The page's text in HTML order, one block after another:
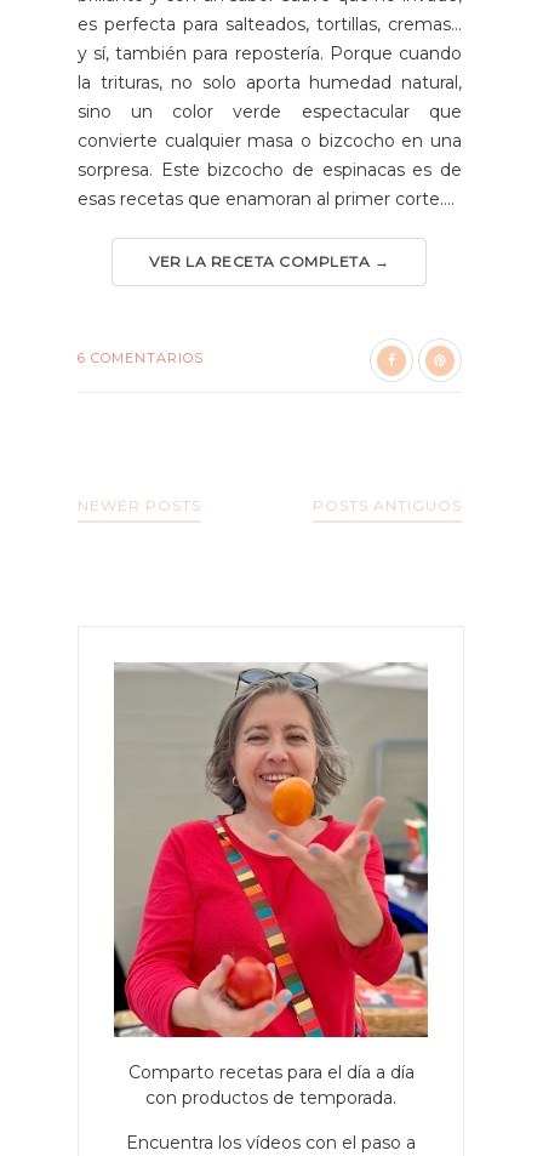
es perfecta para salteados, tortillas, cremas…
y sí, también para repostería. Porque cuando
la trituras, no solo aporta humedad natural,
sino un color verde espectacular que
convierte cualquier masa o bizcocho en una
sorpresa. Este bizcocho de espinacas es de
esas recetas que enamoran al primer corte....
VER LA RECETA COMPLETA →
6 COMENTARIOS
NEWER POSTS POSTS ANTIGUOS
Comparto recetas para el día a día
con productos de temporada.
Encuentra los vídeos con el paso a